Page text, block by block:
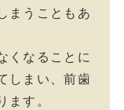
まうこともあ
くなることに
しまい、前歯
す。